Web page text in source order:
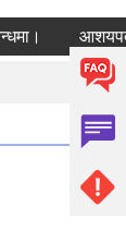
आशयपत्र